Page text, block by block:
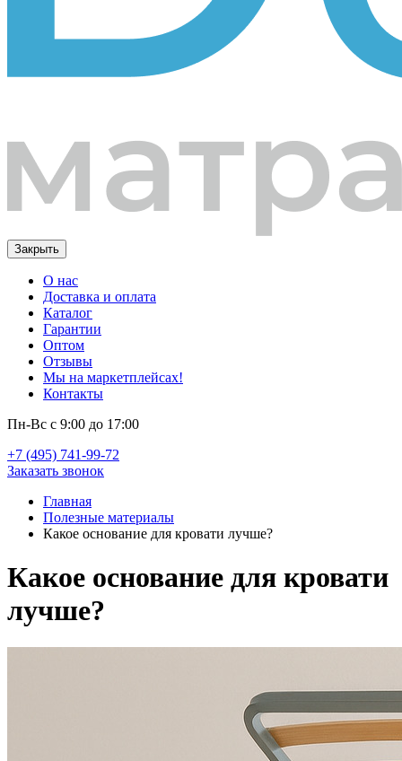
Закрыть
О нас
Доставка и оплата
Каталог
Гарантии
Оптом
Отзывы
Мы на маркетплейсах!
Контакты
Пн-Вс с 9:00 до 17:00
+7 (495) 741-99-72
Заказать звонок
Главная
Полезные материалы
Какое основание для кровати лучше?
Какое основание для кровати
лучше?